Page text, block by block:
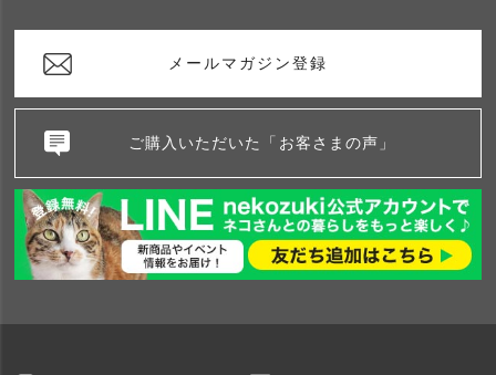
メールマガジン登録
ご購入いただいた「お客さまの声」